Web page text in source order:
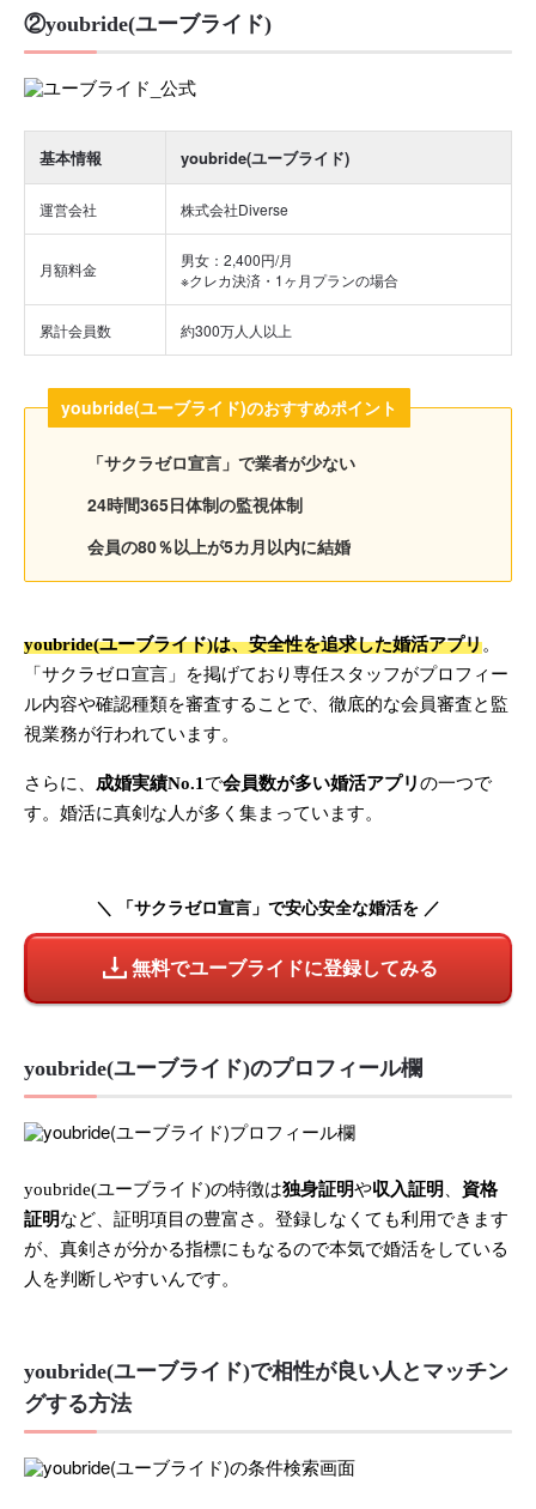
②youbride(ユーブライド)
基本情報 youbride(ユーブライド)
運営会社 株式会社Diverse
月額料金
男女：2,400円/月
※クレカ決済・1ヶ月プランの場合
累計会員数 約300万人人以上
youbride(ユーブライド)のおすすめポイント
「サクラゼロ宣言」で業者が少ない
24時間365日体制の監視体制
会員の80％以上が5カ月以内に結婚
youbride(ユーブライド)は、安全性を追求した婚活アプリ。
「サクラゼロ宣言」を掲げており専任スタッフがプロフィー
ル内容や確認種類を審査することで、徹底的な会員審査と監
視業務が行われています。
さらに、 成婚実績No.1 で会員数が多い婚活アプリの一つで
す。婚活に真剣な人が多く集まっています。
＼ 「サクラゼロ宣言」で安心安全な婚活を ／
無料でユーブライドに登録してみる
youbride(ユーブライド)のプロフィール欄
youbride(ユーブライド)の特徴は独身証明や収入証明
資格
証明など、証明項目の豊富さ。登録しなくても利用できます
が、真剣さが分かる指標にもなるので本気で婚活をしている
人を判断しやすいんです。
youbride(ユーブライド)で相性が良い人とマッチン
グする方法